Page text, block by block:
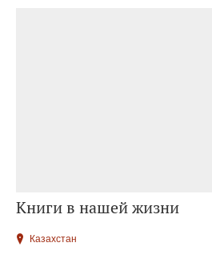
Книги в нашей жизни
Казахстан